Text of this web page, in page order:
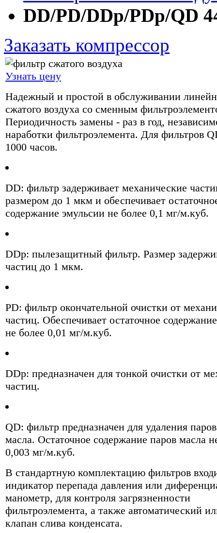
DD/PD/DDp/PDp/QD
Заказать компрессор
Узнать цену
Надежный и простой в обслуживании
сжатого воздуха со сменным
Периодичность замены - раз в год,
наработки фильтроэлемента. Для фильтров
1000 часов.
DD: фильтр задерживает механические
размером до 1 мкм и обеспечивает
содержание эмульсии не более 0,1 мг/м.куб.
DDp: пылезащитный фильтр. Размер
частиц до 1 мкм.
PD: фильтр окончательной очистки от
частиц. Обеспечивает остаточное
не более 0,01 мг/м.куб.
DDp: предназначен для тонкой очистки от
частиц.
QD: фильтр предназначен для удаления
масла. Остаточное содержание паров масла
0,003 мг/м.куб.
В стандартную комплектацию фильтров
индикатор перепада давления или
манометр, для контроля загрязненности
фильтроэлемента, а также автоматический
клапан слива конденсата.